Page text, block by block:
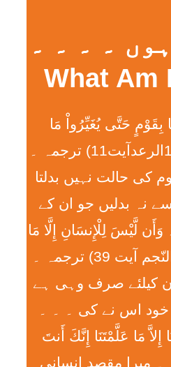
۔ ۔ ۔ ۔
بِقَوْمٍ حَتَّی يُغَيِّرُواْ مَا
بِأَنْفُسِہِمْ (سورت13الرعدآیت11) ترجمہ ۔
کی حالت نہیں بدلتا
نہ بدلیں جو ان کے
لَّيْسَ لِلْإِنسَانِ إِلَّا مَا
سَعَی (سورت 53 النّجم آیت 39) ترجمہ ۔
کیلئے صرف وہی ہے
اس نے کی ۔ ۔ ۔
إِلاَّ مَا عَلَّمْتَنَا إِنَّكَ أَنتَ
۔ ميرا مقصد انسانی